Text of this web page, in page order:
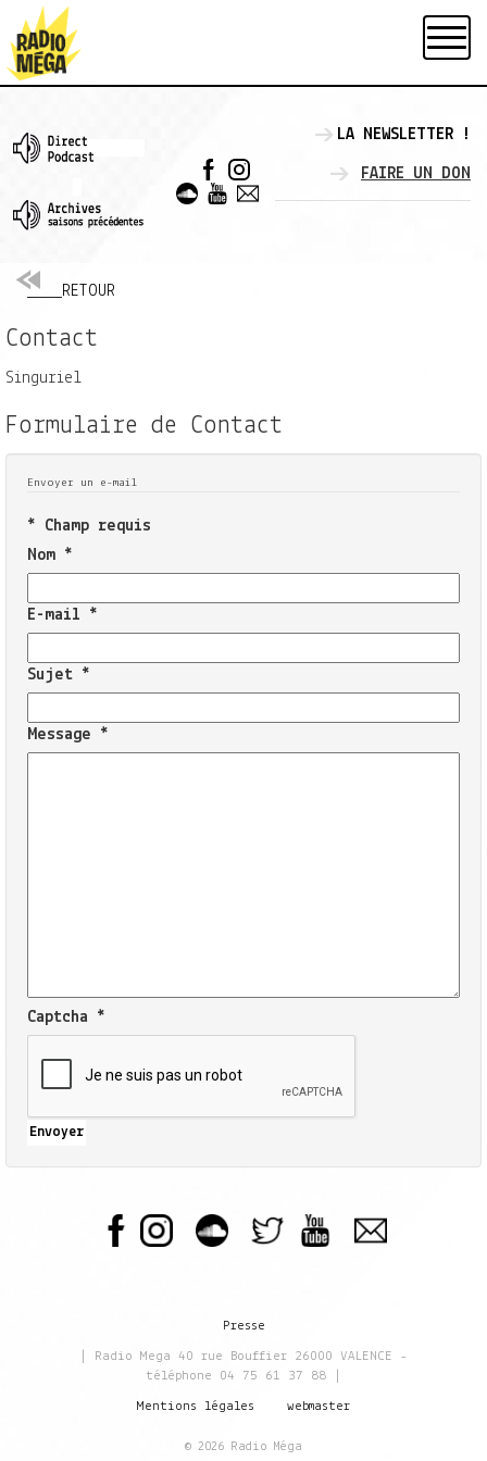
LA NEWSLETTER !
FAIRE UN DON
____RETOUR
Contact
Singuriel
Formulaire de Contact
Envoyer un e-mail
* Champ requis
Nom *
E-mail *
Sujet *
Message *
Captcha *
Envoyer
Presse
| Radio Mega 40 rue Bouffier 26000 VALENCE -
téléphone 04 75 61 37 88 |
Mentions légales webmaster
© 2026 Radio Méga